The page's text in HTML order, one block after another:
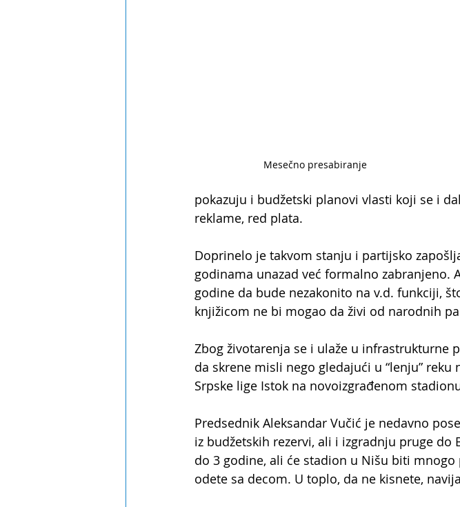
Mesečno presabiranje
pokazuju i budžetski planovi vlasti koji se i
reklame, red plata.
Doprinelo je takvom stanju i partijsko
godinama unazad već formalno zabranjeno.
godine da bude nezakonito na v.d. funkciji,
knjižicom ne bi mogao da živi od narodnih
Zbog životarenja se i ulaže u infrastrukturne
da skrene misli nego gledajući u “lenju” reku
Srpske lige Istok na novoizgrađenom
Predsednik Aleksandar Vučić je nedavno
iz budžetskih rezervi, ali i izgradnju pruge do
do 3 godine, ali će stadion u Nišu biti
odete sa decom. U toplo, da ne kisnete,